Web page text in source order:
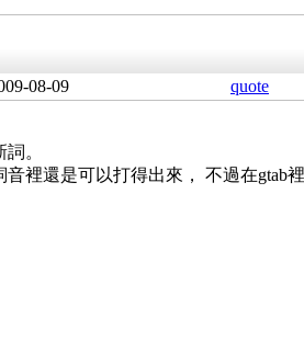
08-09 quote
。
裡還是可以打得出來， 不過在gtab